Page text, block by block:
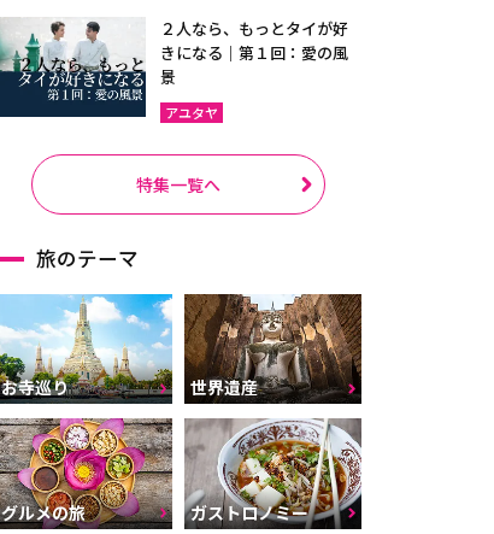
２人なら、もっとタイが好
きになる｜第１回：愛の風
景
アユタヤ
特集一覧へ
旅のテーマ
お寺巡り 世界遺産
グルメの旅 ガストロノミー